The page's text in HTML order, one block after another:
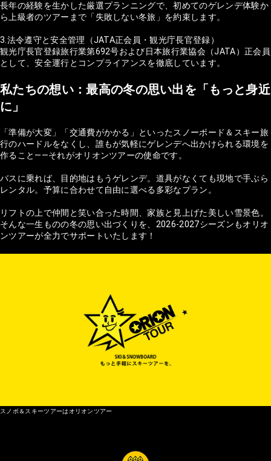
長年の経験を生かした厳選プランニングで、初めてのゲレンデ体験か
ら上級者のツアーまで「失敗しない冬旅」を約束します。
3.法令遵守と安全管理（JATA正会員・観光庁長官登録）
観光庁長官登録旅行業第692号および日本旅行業協会（JATA）正会員
として、安全運行とコンプライアンスを徹底しています。
私たちの想い：最高の冬の思い出を「もっと身近
に」
「準備が大変」「交通費がかかる」といったスノーボード＆スキー旅
行のハードルをなくし、誰もが気軽にゲレンデへ出かけられる環境を
作ること——それがオリオンツアーの使命です。
バスに乗れば、目的地はもうゲレンデ。道具がなくても現地で手ぶら
レンタル。予算に合わせて自由に選べる多彩なプラン。
リフトの上で仲間と笑い合った時間、家族と見上げた美しい雪景色。
そんな一生ものの冬の思い出づくりを、2026-2027シーズンもオリオ
ンツアーが全力でサポートいたします！
スノボ＆スキーツアーはオリオンツアー